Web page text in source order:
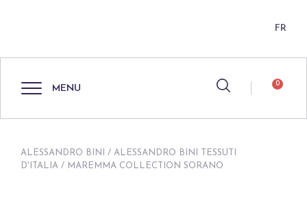
FR
MENU 0
ALESSANDRO BINI / ALESSANDRO BINI TESSUTI
D'ITALIA / MAREMMA COLLECTION SORANO